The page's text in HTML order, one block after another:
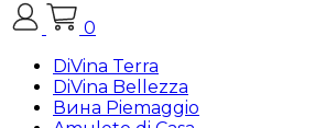
0
DiVina Terra
DiVina Bellezza
Вина Piemaggio